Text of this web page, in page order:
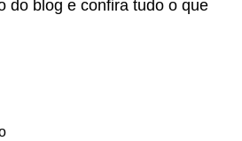
do blog e confira tudo o que